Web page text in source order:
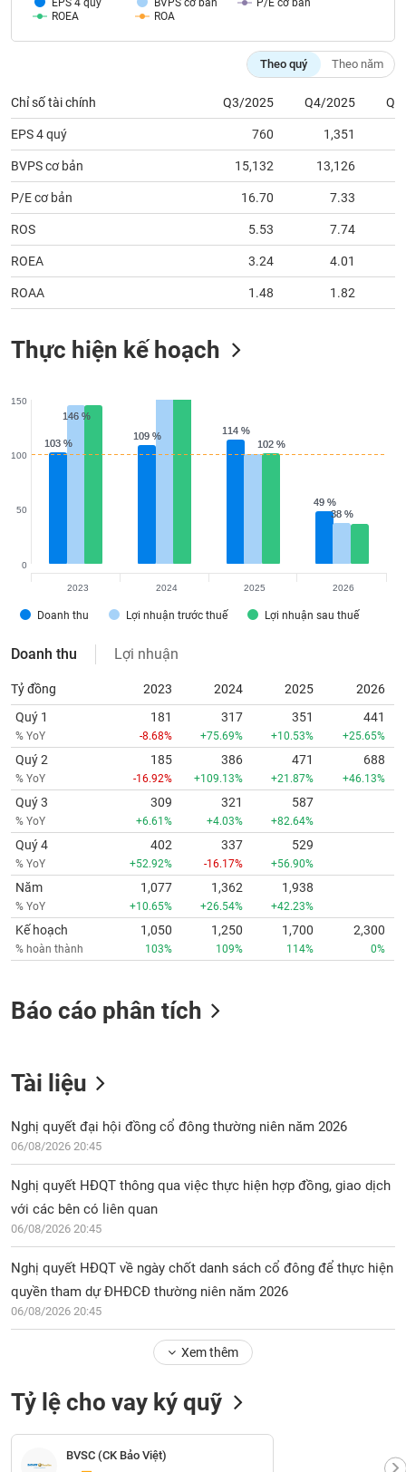
EPS 4 quý BVPS cơ bản
P/E cơ bản
ROEA
ROA
Theo quý Theo năm
Chỉ số tài chính Q3/2025 Q4/2025
EPS 4 quý 760 1,351
BVPS cơ bản 15,132 13,126
P/E cơ bản 16.70 7.33
ROS 5.53 7.74
ROEA 3.24 4.01
ROAA 1.48 1.82
Thực hiện kế hoạch
103 %
103 %
109 %
109 % 114 %
114 %
49 %
49 %
146 %
146 %
38 %
38 %
102 %
102 %
Doanh thu Lợi nhuận trước thuế Lợi nhuận sau thuế
0
50
100
150
2023 2024 2025 2026
Doanh thu Lợi nhuận
Tỷ đồng 2023 2024 2025
2026
Quý 1
% YoY
181
-8.68%
317
+75.69%
351
+10.53%
441
+25.65%
Quý 2
% YoY
185
-16.92%
386
+109.13%
471
+21.87%
688
+46.13%
Quý 3
% YoY
309
+6.61%
321
+4.03%
587
+82.64%
Quý 4
% YoY
402
+52.92%
337
-16.17%
529
+56.90%
Năm
% YoY
1,077
+10.65%
1,362
+26.54%
1,938
+42.23%
Kế hoạch
% hoàn thành
1,050
103%
1,250
109%
1,700
114%
2,300
0%
Báo cáo phân tích
Tài liệu
Nghị quyết đại hội đồng cổ đông thường niên năm 2026
06/08/2026 20:45
Nghị quyết HĐQT thông qua việc thực hiện hợp đồng, giao dịch
với các bên có liên quan
06/08/2026 20:45
Nghị quyết HĐQT về ngày chốt danh sách cổ đông để thực hiện
quyền tham dự ĐHĐCĐ thường niên năm 2026
06/08/2026 20:45
Xem thêm
Tỷ lệ cho vay ký quỹ
BVSC (CK Bảo Việt)